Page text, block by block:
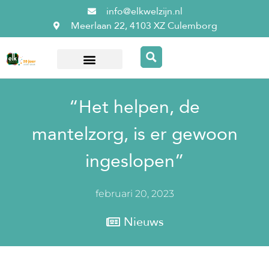
info@elkwelzijn.nl
Meerlaan 22, 4103 XZ Culemborg
“Het helpen, de
mantelzorg, is er gewoon
ingeslopen”
februari 20, 2023
Nieuws